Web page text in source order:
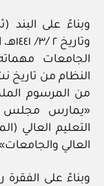
الجامعات
النظام من تاريخ
من المرسوم
«يمارس مجلس
التعليم العالي
العالي